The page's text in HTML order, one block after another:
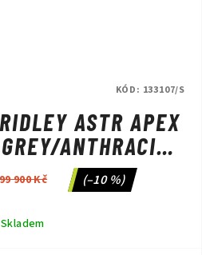
ASTR APEX
ANTHRACITE
900 Kč (–10 %)
Skladem
KÓD: 133107/S